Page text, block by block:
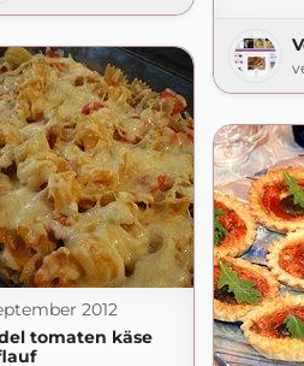
2012
tomaten käse